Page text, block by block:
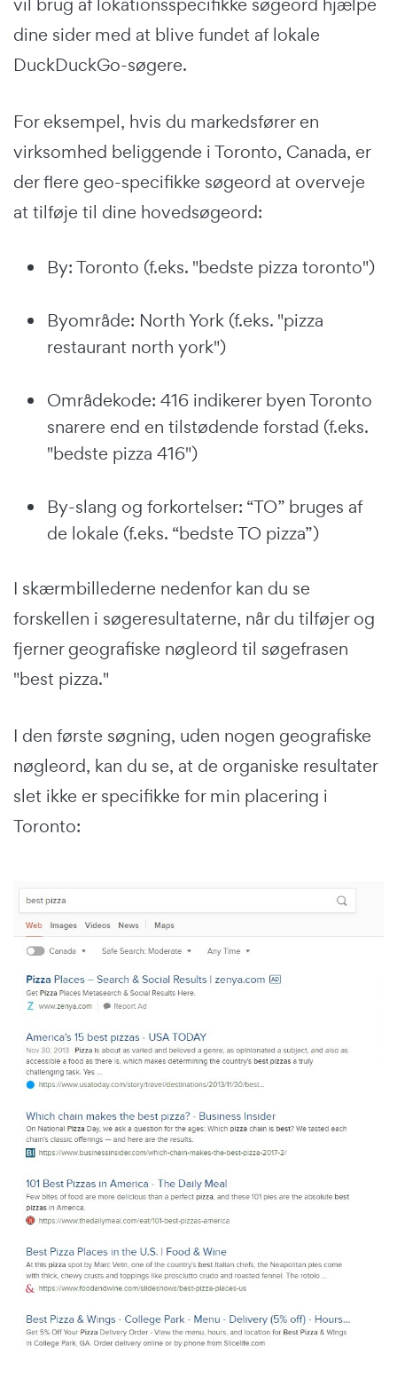
vil brug af lokationsspecifikke søgeord hjælpe
dine sider med at blive fundet af lokale
DuckDuckGo-søgere.
For eksempel, hvis du markedsfører en
virksomhed beliggende i Toronto, Canada, er
der flere geo-specifikke søgeord at overveje
at tilføje til dine hovedsøgeord:
By: Toronto (f.eks. "bedste pizza toronto")
Byområde: North York (f.eks. "pizza
restaurant north york")
Områdekode: 416 indikerer byen Toronto
snarere end en tilstødende forstad (f.eks.
"bedste pizza 416")
By-slang og forkortelser: “TO” bruges af
de lokale (f.eks. “bedste TO pizza”)
I skærmbillederne nedenfor kan du se
forskellen i søgeresultaterne, når du tilføjer og
fjerner geografiske nøgleord til søgefrasen
"best pizza."
I den første søgning, uden nogen geografiske
nøgleord, kan du se, at de organiske resultater
slet ikke er specifikke for min placering i
Toronto: